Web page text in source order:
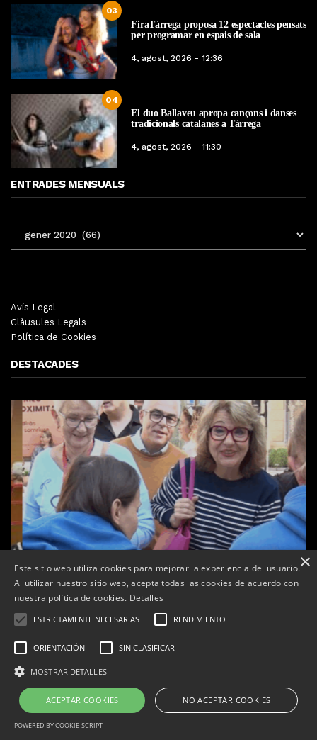
03
FiraTàrrega proposa 12 espectacles pensats
per programar en espais de sala
4, agost, 2026 - 12:36
04
El duo Ballaveu apropa cançons i danses
tradicionals catalanes a Tàrrega
4, agost, 2026 - 11:30
ENTRADES MENSUALS
MENSUALS
Avís Legal
Clàusules Legals
Política de Cookies
DESTACADES
Tàrrega celebra la 25a Fira del Medi Ambient
Per Tàrrega Televisió 18, octubre, 2025 - 12:26
×
Este sitio web utiliza cookies para mejorar la experiencia del usuario.
Al utilizar nuestro sitio web, acepta todas las cookies de acuerdo con
nuestra política de cookies. Detalles
ESTRICTAMENTE NECESARIAS RENDIMIENTO
ORIENTACIÓN SIN CLASIFICAR
MOSTRAR DETALLES
ACEPTAR COOKIES NO ACEPTAR COOKIES
POWERED BY COOKIE-SCRIPT